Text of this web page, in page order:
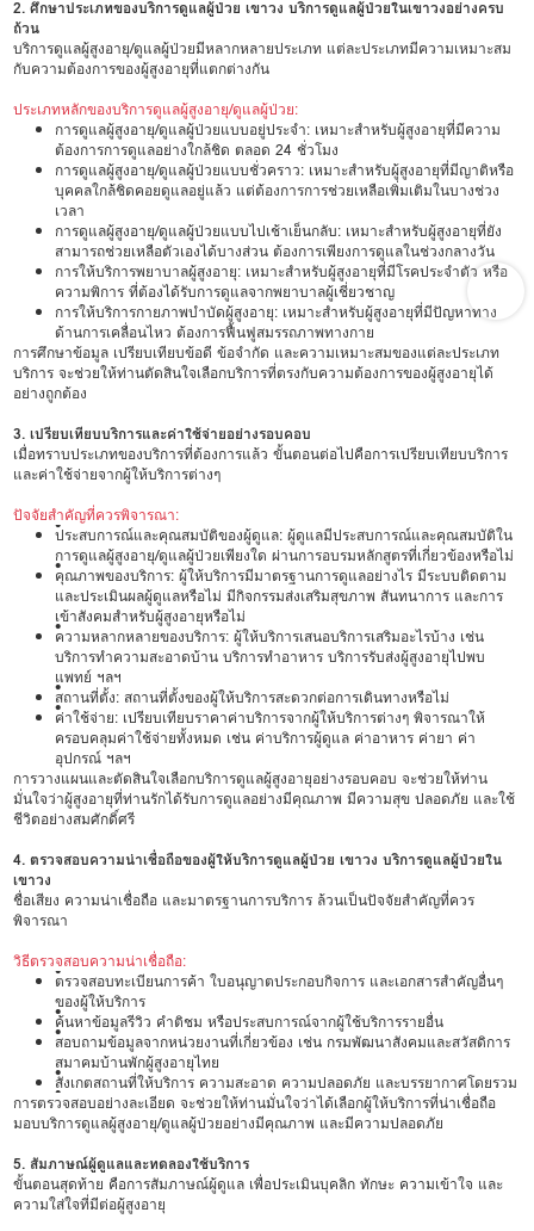
2. ศึกษาประเภทของบริการดูแลผู้ป่วย เขาวง บริการดูแลผู้ป่วยในเขาวงอย่างครบ
ถ้วน
บริการดูแลผู้สูงอายุ/ดูแลผู้ป่วยมีหลากหลายประเภท แต่ละประเภทมีความเหมาะสม
กับความต้องการของผู้สูงอายุที่แตกต่างกัน
ประเภทหลักของบริการดูแลผู้สูงอายุ/ดูแลผู้ป่วย:
การดูแลผู้สูงอายุ/ดูแลผู้ป่วยแบบอยู่ประจำ: เหมาะสำหรับผู้สูงอายุที่มีความ
ต้องการการดูแลอย่างใกล้ชิด ตลอด 24 ชั่วโมง
การดูแลผู้สูงอายุ/ดูแลผู้ป่วยแบบชั่วคราว: เหมาะสำหรับผู้สูงอายุที่มีญาติหรือ
บุคคลใกล้ชิดคอยดูแลอยู่แล้ว แต่ต้องการการช่วยเหลือเพิ่มเติมในบางช่วง
เวลา
การดูแลผู้สูงอายุ/ดูแลผู้ป่วยแบบไปเช้าเย็นกลับ: เหมาะสำหรับผู้สูงอายุที่ยัง
สามารถช่วยเหลือตัวเองได้บางส่วน ต้องการเพียงการดูแลในช่วงกลางวัน
การให้บริการพยาบาลผู้สูงอายุ: เหมาะสำหรับผู้สูงอายุที่มีโรคประจำตัว หรือ
ความพิการ ที่ต้องได้รับการดูแลจากพยาบาลผู้เชี่ยวชาญ
การให้บริการกายภาพบำบัดผู้สูงอายุ: เหมาะสำหรับผู้สูงอายุที่มีปัญหาทาง
ด้านการเคลื่อนไหว ต้องการฟื้นฟูสมรรถภาพทางกาย
การศึกษาข้อมูล เปรียบเทียบข้อดี ข้อจำกัด และความเหมาะสมของแต่ละประเภท
บริการ จะช่วยให้ท่านตัดสินใจเลือกบริการที่ตรงกับความต้องการของผู้สูงอายุได้
อย่างถูกต้อง
3. เปรียบเทียบบริการและค่าใช้จ่ายอย่างรอบคอบ
เมื่อทราบประเภทของบริการที่ต้องการแล้ว ขั้นตอนต่อไปคือการเปรียบเทียบบริการ
และค่าใช้จ่ายจากผู้ให้บริการต่างๆ
ปัจจัยสำคัญที่ควรพิจารณา:
•
ประสบการณ์และคุณสมบัติของผู้ดูแล: ผู้ดูแลมีประสบการณ์และคุณสมบัติใน
การดูแลผู้สูงอายุ/ดูแลผู้ป่วยเพียงใด ผ่านการอบรมหลักสูตรที่เกี่ยวข้องหรือไม่
•
คุณภาพของบริการ: ผู้ให้บริการมีมาตรฐานการดูแลอย่างไร มีระบบติดตาม
และประเมินผลผู้ดูแลหรือไม่ มีกิจกรรมส่งเสริมสุขภาพ สันทนาการ และการ
เข้าสังคมสำหรับผู้สูงอายุหรือไม่
•
ความหลากหลายของบริการ: ผู้ให้บริการเสนอบริการเสริมอะไรบ้าง เช่น
บริการทำความสะอาดบ้าน บริการทำอาหาร บริการรับส่งผู้สูงอายุไปพบ
แพทย์ ฯลฯ
•
สถานที่ตั้ง: สถานที่ตั้งของผู้ให้บริการสะดวกต่อการเดินทางหรือไม่
•
ค่าใช้จ่าย: เปรียบเทียบราคาค่าบริการจากผู้ให้บริการต่างๆ พิจารณาให้
ครอบคลุมค่าใช้จ่ายทั้งหมด เช่น ค่าบริการผู้ดูแล ค่าอาหาร ค่ายา ค่า
อุปกรณ์ ฯลฯ
การวางแผนและตัดสินใจเลือกบริการดูแลผู้สูงอายุอย่างรอบคอบ จะช่วยให้ท่าน
มั่นใจว่าผู้สูงอายุที่ท่านรักได้รับการดูแลอย่างมีคุณภาพ มีความสุข ปลอดภัย และใช้
ชีวิตอย่างสมศักดิ์ศรี
4. ตรวจสอบความน่าเชื่อถือของผู้ให้บริการดูแลผู้ป่วย เขาวง บริการดูแลผู้ป่วยใน
เขาวง
ชื่อเสียง ความน่าเชื่อถือ และมาตรฐานการบริการ ล้วนเป็นปัจจัยสำคัญที่ควร
พิจารณา
วิธีตรวจสอบความน่าเชื่อถือ:
•
ตรวจสอบทะเบียนการค้า ใบอนุญาตประกอบกิจการ และเอกสารสำคัญอื่นๆ
ของผู้ให้บริการ
•
ค้นหาข้อมูลรีวิว คำติชม หรือประสบการณ์จากผู้ใช้บริการรายอื่น
•
สอบถามข้อมูลจากหน่วยงานที่เกี่ยวข้อง เช่น กรมพัฒนาสังคมและสวัสดิการ
สมาคมบ้านพักผู้สูงอายุไทย
•
สังเกตสถานที่ให้บริการ ความสะอาด ความปลอดภัย และบรรยากาศโดยรวม
•
การตรวจสอบอย่างละเอียด จะช่วยให้ท่านมั่นใจว่าได้เลือกผู้ให้บริการที่น่าเชื่อถือ
มอบบริการดูแลผู้สูงอายุ/ดูแลผู้ป่วยอย่างมีคุณภาพ และมีความปลอดภัย
5. สัมภาษณ์ผู้ดูแลและทดลองใช้บริการ
ขั้นตอนสุดท้าย คือการสัมภาษณ์ผู้ดูแล เพื่อประเมินบุคลิก ทักษะ ความเข้าใจ และ
ความใส่ใจที่มีต่อผู้สูงอายุ